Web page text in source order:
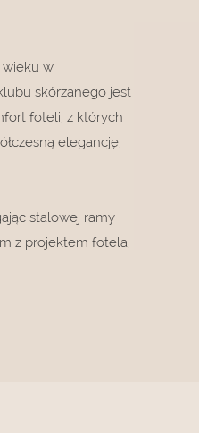
wieku w
skórzanego jest
foteli, z których
elegancję,
stalowej ramy i
z projektem fotela,